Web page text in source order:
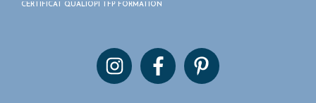
CERTIFICAT QUALIOPI TFP FORMATION